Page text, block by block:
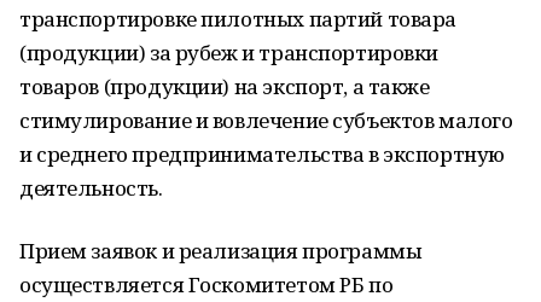
транспортировке пилотных партий товара
(продукции) за рубеж и транспортировки
товаров (продукции) на экспорт, а также
стимулирование и вовлечение субъектов малого
и среднего предпринимательства в экспортную
деятельность.
Прием заявок и реализация программы
осуществляется Госкомитетом РБ по